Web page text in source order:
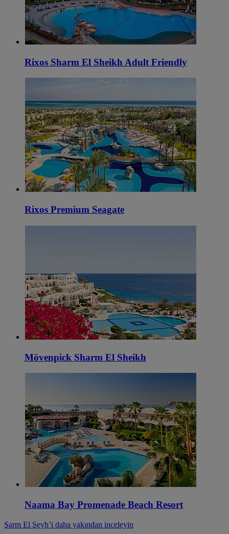
Rixos Sharm El Sheikh Adult Friendly
Rixos Premium Seagate
Mövenpick Sharm El Sheikh
Naama Bay Promenade Beach Resort
Şarm El Şeyh’i daha yakından inceleyin